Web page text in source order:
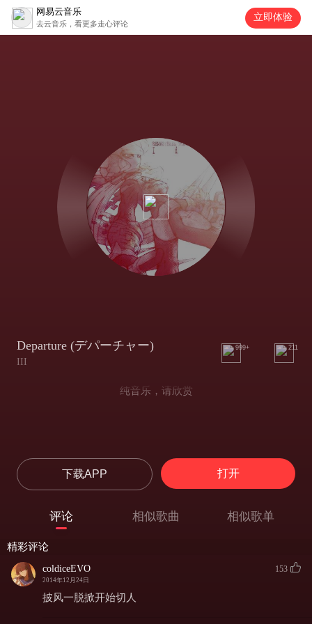
网易云音乐
去云音乐，看更多走心评论
立即体验
Departure (デパーチャー)
III
999+ 211
纯音乐，请欣赏
下载APP 打开
评论 相似歌曲 相似歌单
精彩评论
coldiceEVO
2014年12月24日
153
披风一脱掀开始切人